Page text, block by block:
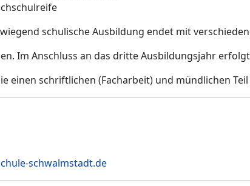
schulische Ausbildung endet mit
Im Anschluss an das dritte Ausbildungsjahr
einen schriftlichen (Facharbeit) und mündlichen
schwalmstadt.de